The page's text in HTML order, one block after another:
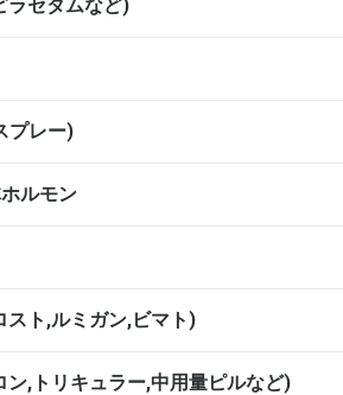
ラセタムなど)
プレー)
ルモン
スト,ルミガン,ビマト)
,トリキュラー,中用量ピルなど)